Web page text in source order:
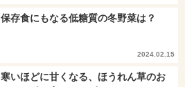
保存食にもなる低糖質の冬野菜は？
2024.02.15
寒いほどに甘くなる、ほうれん草のお